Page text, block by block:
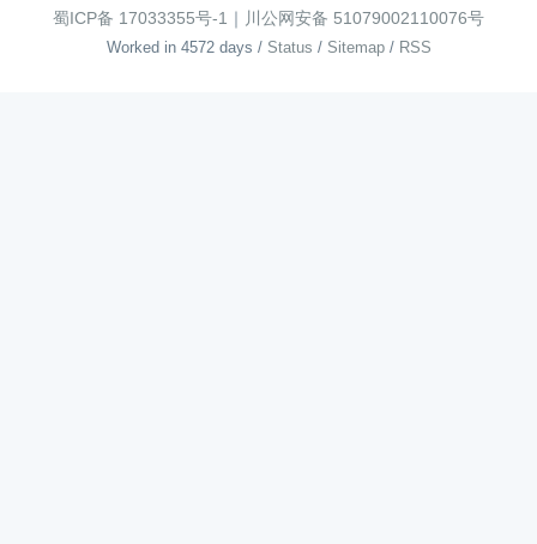
蜀ICP备 17033355号-1 ｜ 川公网安备 51079002110076号
Worked in 4572 days / Status / Sitemap / RSS